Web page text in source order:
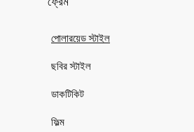
পোলারয়েড স্টাইল
ছবির স্টাইল
ডাকটিকিট
ফিল্ম